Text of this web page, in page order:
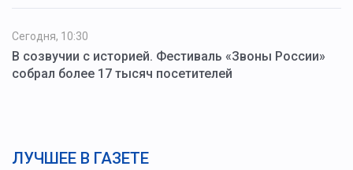
Сегодня, 10:30
В созвучии с историей. Фестиваль «Звоны России»
собрал более 17 тысяч посетителей
ЛУЧШЕЕ В ГАЗЕТЕ